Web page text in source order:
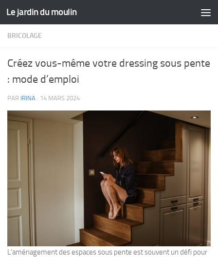
Skip to content
Le jardin du moulin
BRICOLAGE
Créez vous-même votre dressing sous pente
: mode d’emploi
PAR IRINA · 14 MARS 2024
L’aménagement des espaces sous pente est souvent un défi pour